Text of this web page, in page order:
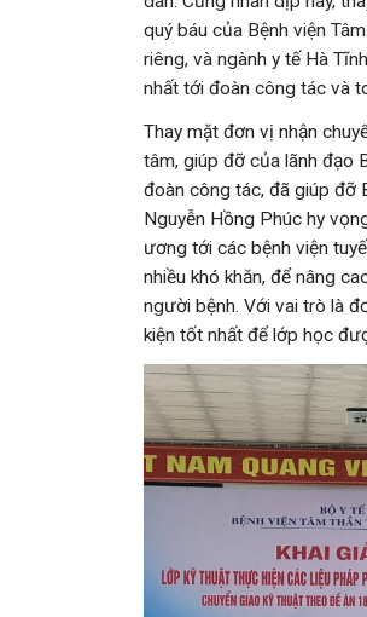
quý báu của Bệnh viện
riêng, và ngành y tế Hà
nhất tới đoàn công tác và
Thay mặt đơn vị nhận
tâm, giúp đỡ của lãnh đạo
đoàn công tác, đã giúp đỡ
Nguyễn Hồng Phúc hy
ương tới các bệnh viện
nhiều khó khăn, để nâng
người bệnh. Với vai trò là
kiện tốt nhất để lớp học